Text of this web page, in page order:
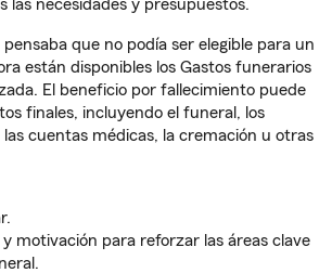
las necesidades y presupuestos.
que no podía ser elegible para un
están disponibles los Gastos funerarios
El beneficio por fallecimiento puede
finales, incluyendo el funeral, los
cuentas médicas, la cremación u otras
motivación para reforzar las áreas clave